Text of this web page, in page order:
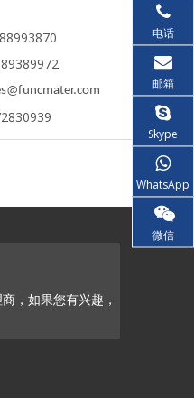
电话
邮箱
Skype
WhatsApp
微信
，如果您有兴趣，